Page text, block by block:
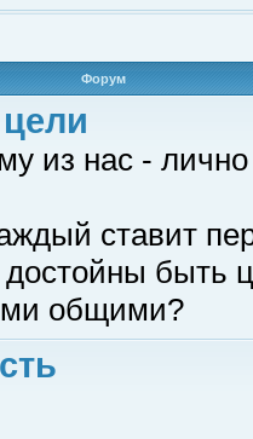
Форум
из нас -
ставит
быть
общими?